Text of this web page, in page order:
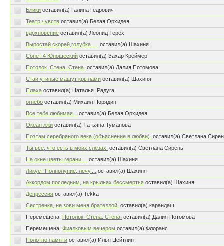
Блики оставил(а) Галина Гедрович
Театр чувств оставил(а) Белая Орхидея
вдохновение оставил(а) Леонид Терех
Выростай скорей,голубка.....
оставил(а) Шахиня
Сонет 4 Юношеский оставил(а) Захар Креймер
Потолок. Стена. Стена. оставил(а) Далия Потомова
Стаи утиные машут крылами оставил(а) Шахиня
Плаха оставил(а) Наталья_Радуга
огнебо оставил(а) Михаил Порядин
Все тебе любимая...
оставил(а) Белая Орхидея
Океан лжи оставил(а) Татьяна Туманова
Поэтам серебряного века (объяснение в любви).
оставил(а) Светлана
Ты все, что есть в моих слезах.
оставил(а) Светлана Сирень
На окне цветы герани....
оставил(а) Шахиня
Ликует Полнолуние, лечу....
оставил(а) Шахиня
Аккордом последним, на крыльях бессмертья оставил(а) Шахиня
Депрессия оставил(а) Tekka
Сестренка, не зови меня брателлой. оставил(а) карандаш
Перемещена: Потолок. Стена. Стена. оставил(а) Далия Потомова
Перемещена:Фиалковым вечером оставил(а) Флоранс
Полотно памяти оставил(а) Илья Цейтлин